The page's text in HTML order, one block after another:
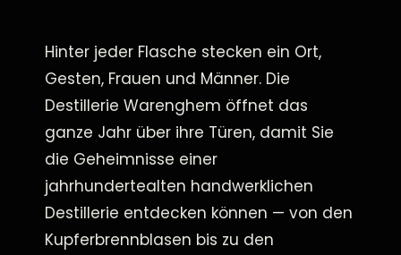
Hinter jeder Flasche stecken ein Ort,
Gesten, Frauen und Männer. Die
Destillerie Warenghem öffnet das
ganze Jahr über ihre Türen, damit Sie
die Geheimnisse einer
jahrhundertealten handwerklichen
Destillerie entdecken können — von den
Kupferbrennblasen bis zu den